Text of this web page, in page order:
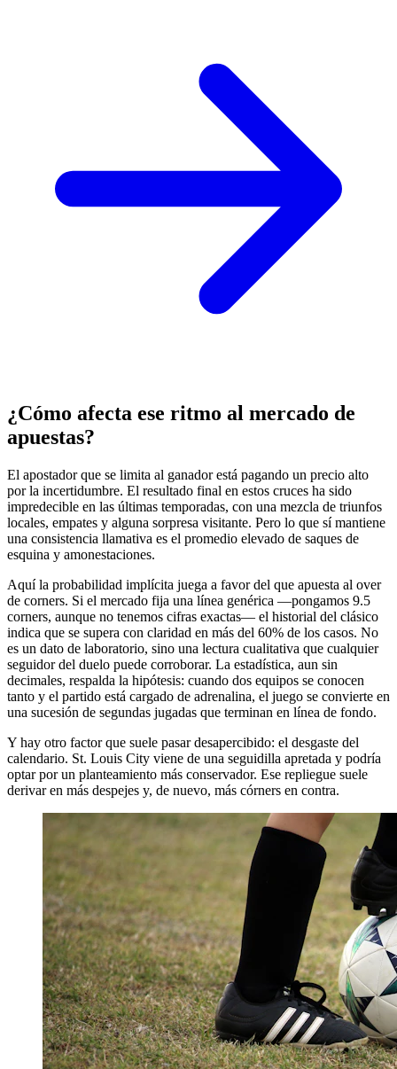
¿Cómo afecta ese ritmo al mercado de
apuestas?
El apostador que se limita al ganador está pagando un precio alto
por la incertidumbre. El resultado final en estos cruces ha sido
impredecible en las últimas temporadas, con una mezcla de triunfos
locales, empates y alguna sorpresa visitante. Pero lo que sí mantiene
una consistencia llamativa es el promedio elevado de saques de
esquina y amonestaciones.
Aquí la probabilidad implícita juega a favor del que apuesta al over
de corners. Si el mercado fija una línea genérica —pongamos 9.5
corners, aunque no tenemos cifras exactas— el historial del clásico
indica que se supera con claridad en más del 60% de los casos. No
es un dato de laboratorio, sino una lectura cualitativa que cualquier
seguidor del duelo puede corroborar. La estadística, aun sin
decimales, respalda la hipótesis: cuando dos equipos se conocen
tanto y el partido está cargado de adrenalina, el juego se convierte en
una sucesión de segundas jugadas que terminan en línea de fondo.
Y hay otro factor que suele pasar desapercibido: el desgaste del
calendario. St. Louis City viene de una seguidilla apretada y podría
optar por un planteamiento más conservador. Ese repliegue suele
derivar en más despejes y, de nuevo, más córners en contra.